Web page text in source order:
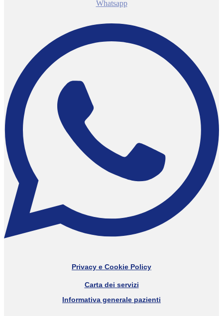
Whatsapp
Privacy e Cookie Policy
Carta dei servizi
Informativa generale pazienti